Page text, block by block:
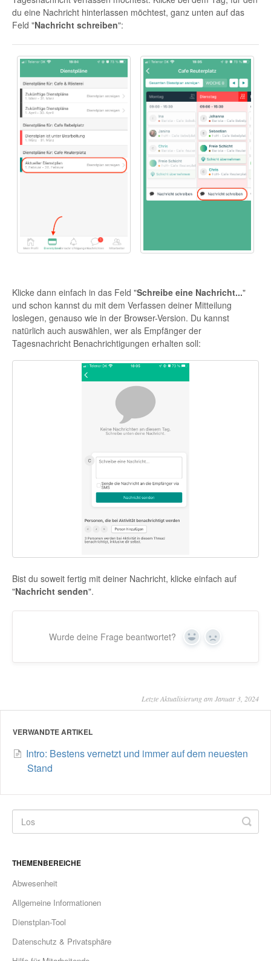
du eine Nachricht hinterlassen möchtest, ganz unten auf das
Feld "Nachricht schreiben":
Klicke dann einfach in das Feld "Schreibe eine Nachricht..."
und schon kannst du mit dem Verfassen deiner Mitteilung
loslegen, genauso wie in der Browser-Version. Du kannst
natürlich auch auswählen, wer als Empfänger der
Tagesnachricht Benachrichtigungen erhalten soll:
Bist du soweit fertig mit deiner Nachricht, klicke einfach auf
"Nachricht senden".
Wurde deine Frage beantwortet? Yes No
Letzte Aktualisierung am Januar 3, 2024
VERWANDTE ARTIKEL
Intro: Bestens vernetzt und immer auf dem neuesten
Stand
THEMENBEREICHE
Abwesenheit
Allgemeine Informationen
Dienstplan-Tool
Datenschutz & Privatsphäre